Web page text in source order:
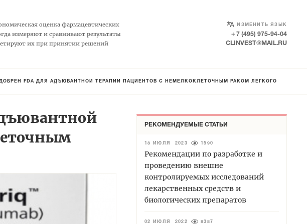
оценка фармацевтических
измеряют и сравнивают результаты
их при принятии решений
ИЗМЕНИТЬ ЯЗЫК
SELECT LANGUAGE
+ 7 (495) 975-94-04
CLINVEST@MAIL.RU
FDA ДЛЯ АДЪЮВАНТНОЙ ТЕРАПИИ ПАЦИЕНТОВ С НЕМЕЛКОКЛЕТОЧНЫМ РАКОМ ЛЕГКОГО
РЕКОМЕНДУЕМЫЕ СТАТЬИ
18 ИЮЛЯ 2023 1590
Рекомендации по разработке и
проведению внешне
контролируемых исследований
лекарственных средств и
биологических препаратов
02 ИЮЛЯ 2022 8387